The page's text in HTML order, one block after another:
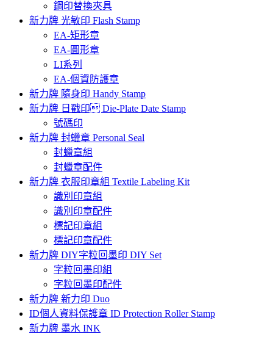
鋼印替換夾具
新力牌 光敏印 Flash Stamp
EA-矩形章
EA-圓形章
LI系列
EA-個資防護章
新力牌 隨身印 Handy Stamp
新力牌 日戳印 Die-Plate Date Stamp
號碼印
新力牌 封蠟章 Personal Seal
封蠟章組
封蠟章配件
新力牌 衣服印章組 Textile Labeling Kit
識別印章組
識別印章配件
標記印章組
標記印章配件
新力牌 DIY字粒回墨印 DIY Set
字粒回墨印組
字粒回墨印配件
新力牌 新力印 Duo
ID個人資料保護章 ID Protection Roller Stamp
新力牌 墨水 INK